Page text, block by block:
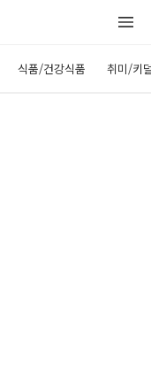
식품/건강식품 취미/키